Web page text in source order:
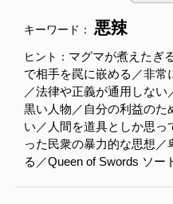
キーワード： 悪辣
ヒント： マグマが煮えたぎ
で相手を罠に嵌める／非常
／法律や正義が通用しな
黒い人物／自分の利益のた
い／人間を道具としか思っ
った民衆の暴力的な思想
る／Queen of Swords ソー